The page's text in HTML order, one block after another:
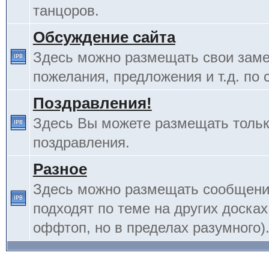
танцоров.
Обсуждение сайта
Здесь можно размещать свои
пожелания, предложения и т.д. по
Поздравления!
Здесь Вы можете размещать
поздравления.
Разное
Здесь можно размещать
подходят по теме на других
оффтоп, но в пределах разумного).